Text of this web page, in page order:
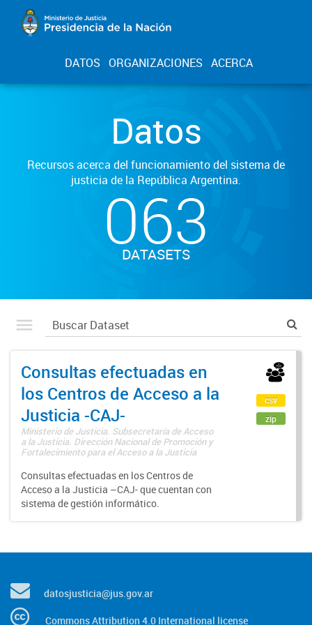
DATOS ORGANIZACIONES ACERCA
Datos
Recursos acerca del funcionamiento del sistema de
justicia de la República Argentina.
063
DATASETS
Consultas efectuadas en
los Centros de Acceso a la
Justicia -CAJ-
Ministerio de Justicia. Subsecretaría de Acceso
a la Justicia. Dirección Nacional de Promoción y
Fortalecimiento para el Acceso a la Justicia
Consultas efectuadas en los Centros de
Acceso a la Justicia –CAJ- que cuentan con
sistema de gestión informático.
csv
zip
datosjusticia@jus.gov.ar
Commons Attribution 4.0 International license